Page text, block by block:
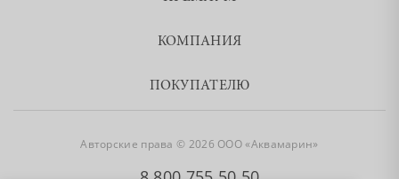
КОМПАНИЯ
ПОКУПАТЕЛЮ
Авторские права © 2026 ООО «Аквамарин»